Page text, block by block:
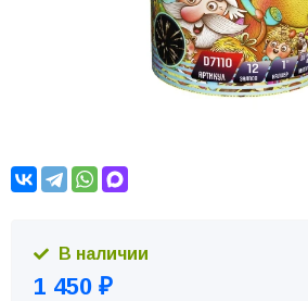
В наличии
1 450 ₽